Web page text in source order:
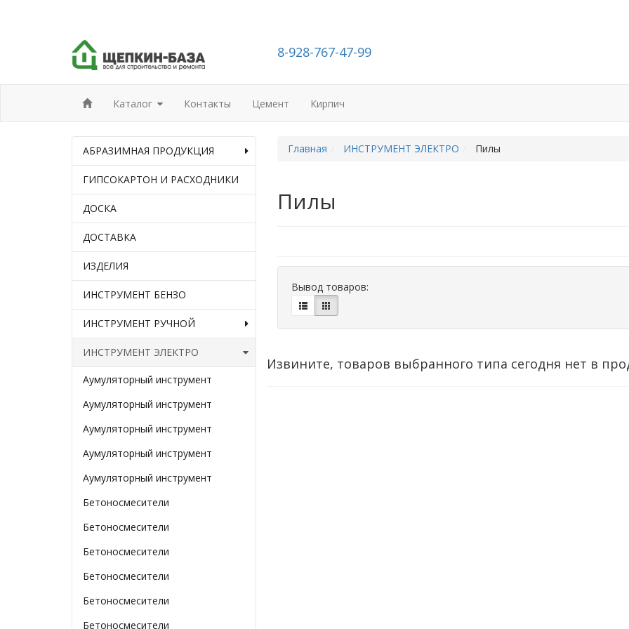
8-928-767-47-99
Каталог Контакты Цемент Кирпич
АБРАЗИМНАЯ ПРОДУКЦИЯ
ГИПСОКАРТОН И РАСХОДНИКИ
ДОСКА
ДОСТАВКА
ИЗДЕЛИЯ
ИНСТРУМЕНТ БЕНЗО
ИНСТРУМЕНТ РУЧНОЙ
ИНСТРУМЕНТ ЭЛЕКТРО
Аумуляторный инструмент
Аумуляторный инструмент
Аумуляторный инструмент
Аумуляторный инструмент
Аумуляторный инструмент
Бетоносмесители
Бетоносмесители
Бетоносмесители
Бетоносмесители
Бетоносмесители
Бетоносмесители
Главная ИНСТРУМЕНТ ЭЛЕКТРО Пилы
Пилы
Вывод товаров:
Извините, товаров выбранного типа сегодня нет в